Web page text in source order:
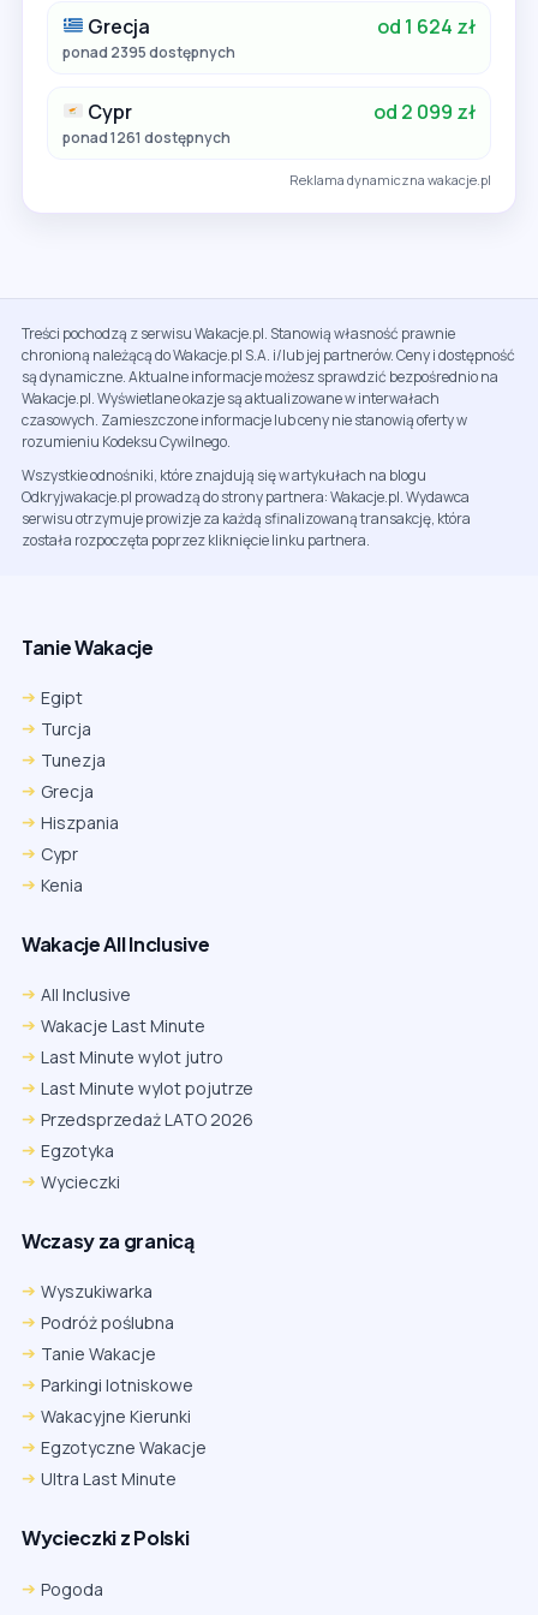
Grecja od 1 624 zł
ponad 2395 dostępnych
Cypr od 2 099 zł
ponad 1261 dostępnych
Reklama dynamiczna wakacje.pl
Treści pochodzą z serwisu Wakacje.pl. Stanowią własność prawnie
chronioną należącą do Wakacje.pl S.A. i/lub jej partnerów. Ceny i dostępność
są dynamiczne. Aktualne informacje możesz sprawdzić bezpośrednio na
Wakacje.pl. Wyświetlane okazje są aktualizowane w interwałach
czasowych. Zamieszczone informacje lub ceny nie stanowią oferty w
rozumieniu Kodeksu Cywilnego.
Wszystkie odnośniki, które znajdują się w artykułach na blogu
Odkryjwakacje.pl prowadzą do strony partnera: Wakacje.pl. Wydawca
serwisu otrzymuje prowizje za każdą sfinalizowaną transakcję, która
została rozpoczęta poprzez kliknięcie linku partnera.
Tanie Wakacje
Egipt
Turcja
Tunezja
Grecja
Hiszpania
Cypr
Kenia
Wakacje All Inclusive
All Inclusive
Wakacje Last Minute
Last Minute wylot jutro
Last Minute wylot pojutrze
Przedsprzedaż LATO 2026
Egzotyka
Wycieczki
Wczasy za granicą
Wyszukiwarka
Podróż poślubna
Tanie Wakacje
Parkingi lotniskowe
Wakacyjne Kierunki
Egzotyczne Wakacje
Ultra Last Minute
Wycieczki z Polski
Pogoda
Firefox